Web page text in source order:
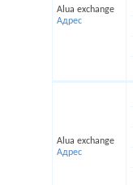
Alua exchange
Адрес
Alua exchange
Адрес